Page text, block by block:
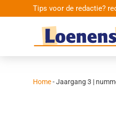
Tips voor de redactie?
Home-Jaargang 3 |